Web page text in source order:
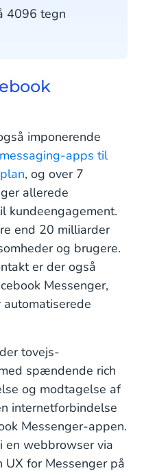
4096 tegn
imponerende
apps til
, og over 7
allerede
kundeengagement.
end 20 milliarder
og brugere.
er der også
Messenger,
tovejs-
spændende rich
og modtagelse af
internetforbindelse
Messenger-appen.
webbrowser via
UX for Messenger på